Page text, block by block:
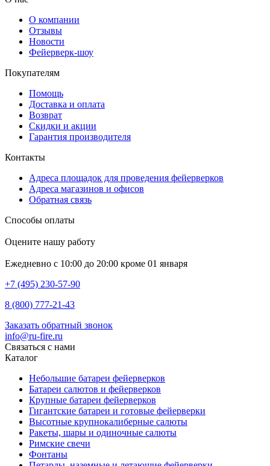
О компании
Отзывы
Новости
Фейерверк-шоу
Покупателям
Помощь
Доставка и оплата
Возврат
Скидки и акции
Гарантия производителя
Контакты
Адреса площадок для проведения фейерверков
Адреса магазинов и офисов
Обратная связь
Способы оплаты
Оцените нашу работу
Ежедневно с 10:00 до 20:00 кроме 01 января
+7 (495) 230-57-90
8 (800) 777-21-43
Заказать обратный звонок
info@ru-fire.ru
Связаться с нами
Каталог
Небольшие батареи фейерверков
Батареи салютов и фейерверков
Крупные батареи фейерверков
Гигантские батареи и готовые фейерверки
Высотные крупнокалиберные салюты
Ракеты, шары и одиночные салюты
Римские свечи
Фонтаны